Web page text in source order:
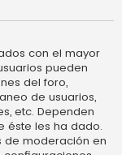
con el mayor
pueden
del foro,
de usuarios,
etc. Dependen
éste les ha dado.
de moderación en